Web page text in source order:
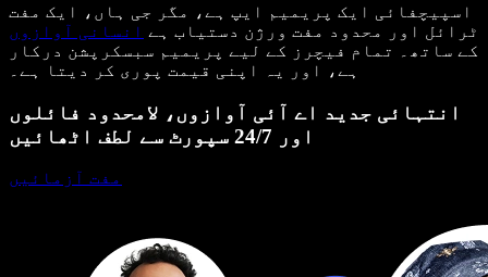
اسپیچفائی ایک پریمیم ایپ ہے، مگر جی ہاں، ایک مفت
ٹرائل اور محدود مفت ورژن دستیاب ہے انسانی آوازوں
کے ساتھ۔ تمام فیچرز کے لیے پریمیم سبسکرپشن درکار
ہے، اور یہ اپنی قیمت پوری کر دیتا ہے۔
انتہائی جدید اے آئی آوازوں، لامحدود فائلوں
اور 24/7 سپورٹ سے لطف اٹھائیں
مفت آزمائیں